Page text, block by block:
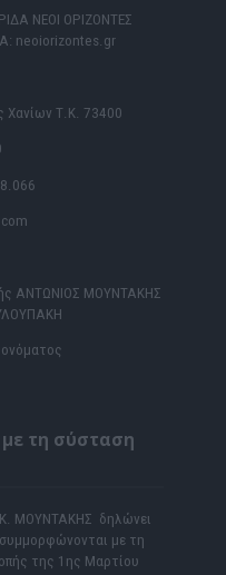
ΝΕΟΙ ΟΡΙΖΟΝΤΕΣ
neoiorizontes.gr
Τ.Κ. 73400
ΑΝΤΩΝΙΟΣ ΜΟΥΝΤΑΚΗΣ
ονόματος
τη σύσταση
Κ. ΜΟΥΝΤΑΚΗΣ δηλώνει
συμμορφώνονται με τη
της 1ης Μαρτίου